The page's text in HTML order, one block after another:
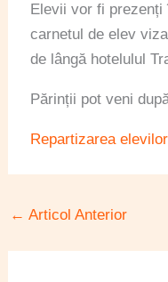
Elevii vor fi
carnetul de elev
de lângă hotelulul
Părinții pot veni
Repartizarea elevilor
← Articol Anterior